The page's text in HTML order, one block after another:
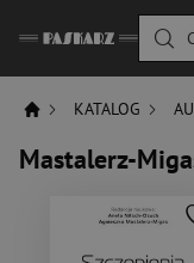
KATALOG
Mastalerz-